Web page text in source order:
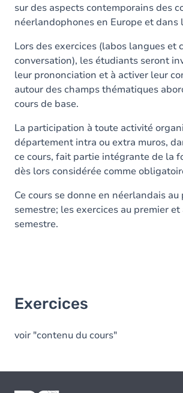
sur des aspects contemporains des
néerlandophones en Europe et dans
Lors des exercices (labos langues et
conversation), les étudiants seront
leur prononciation et à activer leur
autour des champs thématiques
cours de base.
La participation à toute activité
département intra ou extra muros,
ce cours, fait partie intégrante de la
dès lors considérée comme
Ce cours se donne en néerlandais au
semestre; les exercices au premier
semestre.
Exercices
voir "contenu du cours"